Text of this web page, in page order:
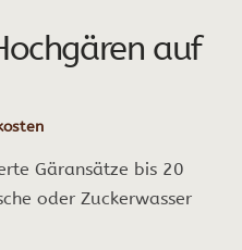
auf
Gäransätze bis 20
oder Zuckerwasser